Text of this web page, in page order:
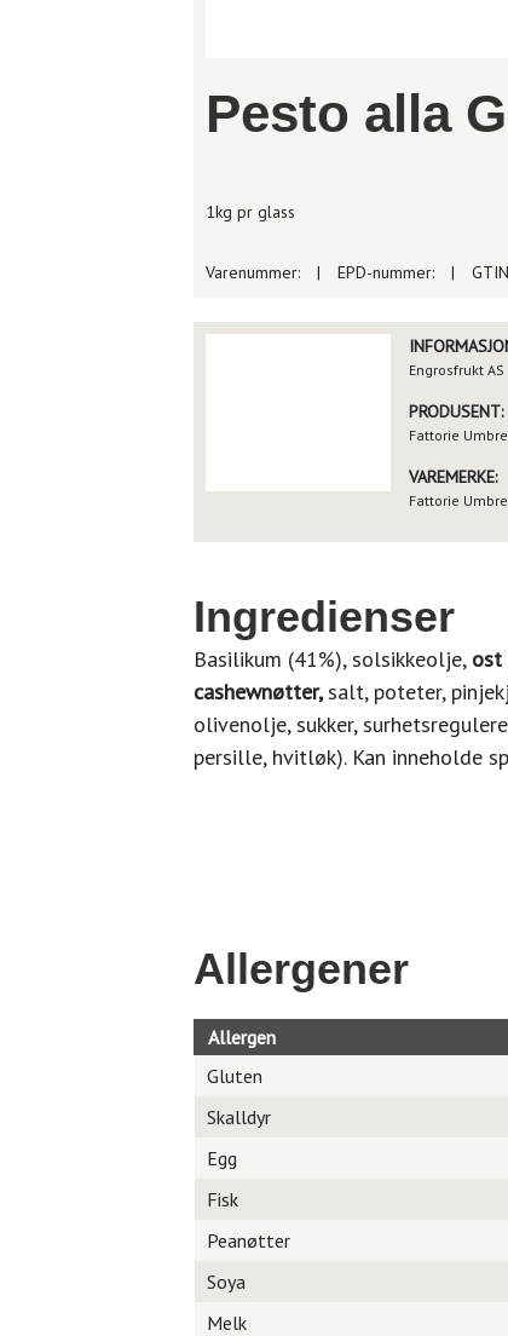
Pesto alla
1kg pr glass
Varenummer: | EPD-nummer: |
Engrosfrukt AS
PRODUSENT:
Fattorie Umbre
VAREMERKE:
Fattorie Umbre
Ingredienser
Basilikum (41%), solsikkeolje, ost
cashewnøtter,salt, poteter,
olivenolje, sukker,
persille, hvitløk). Kan inneholde
Allergener
Allergen
Gluten
Skalldyr
Egg
Fisk
Peanøtter
Soya
Melk